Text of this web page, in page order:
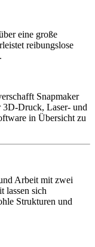
eine große
reibungslose
Snapmaker
Druck, Laser- und
in Übersicht zu
Arbeit mit zwei
lassen sich
Strukturen und